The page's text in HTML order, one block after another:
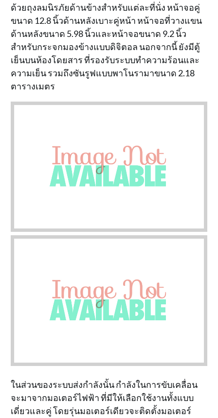
ด้วยถุงลมนิรภัยด้านข้างสำหรับแต่ละที่นั่ง หน้าจอคู่
ขนาด 12.8 นิ้วด้านหลังเบาะคู่หน้า หน้าจอที่วางแขน
ด้านหลังขนาด 5.98 นิ้วและหน้าจอขนาด 9.2 นิ้ว
สำหรับกระจกมองข้างแบบดิจิตอล นอกจากนี้ ยังมีตู้
เย็นบนห้องโดยสาร ที่รองรับระบบทำความร้อนและ
ความเย็น รวมถึงซันรูฟแบบพาโนรามาขนาด 2.18
ตารางเมตร
ในส่วนของระบบส่งกำลังนั้น กำลังในการขับเคลื่อน
จะมาจากมอเตอร์ไฟฟ้า ที่มีให้เลือกใช้งานทั้งแบบ
เดี่ยวและคู่ โดยรุ่นมอเตอร์เดียวจะติดตั้งมอเตอร์